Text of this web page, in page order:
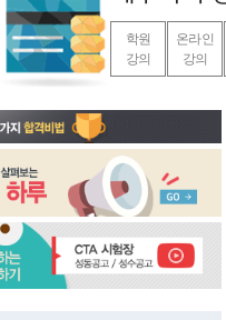
학원
강의
온라인
강의